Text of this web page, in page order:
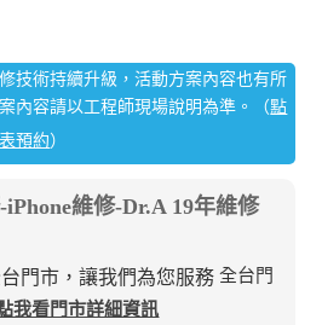
技術持續升級，活動方案內容也有所
內容請以工程師現場說明為準。（點
預約）
維修-Dr.A 19年維修
全台門
我看門市詳細資訊